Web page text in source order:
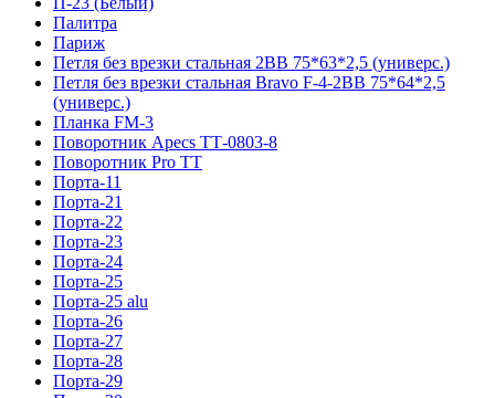
Палитра
Париж
Петля без врезки стальная 2ВВ 75*63*2,5 (универс.)
Петля без врезки стальная Bravo F-4-2BB 75*64*2,5
(универс.)
Планка FM-3
Поворотник Apecs ТТ-0803-8
Поворотник Pro TT
Порта-11
Порта-21
Порта-22
Порта-23
Порта-24
Порта-25
Порта-25 alu
Порта-26
Порта-27
Порта-28
Порта-29